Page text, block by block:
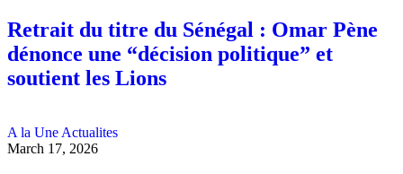
Retrait du titre du Sénégal : Omar Pène
dénonce une “décision politique” et
soutient les Lions
A la Une Actualites
March 17, 2026